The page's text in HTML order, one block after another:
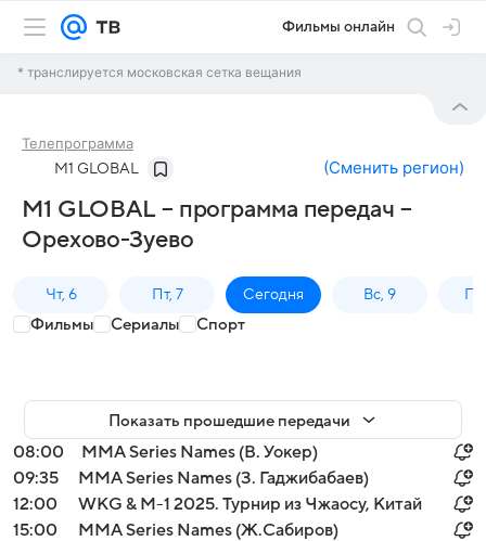
Фильмы онлайн
* транслируется московская сетка вещания
Телепрограмма
M1 GLOBAL (Сменить регион)
M1 GLOBAL – программа передач –
Орехово-Зуево
Чт, 6 Пт, 7 Сегодня Вс, 9
Фильмы Сериалы Спорт
Показать прошедшие передачи
08:00
MMA Series Names (В. Уокер)
09:35
MMA Series Names (З. Гаджибабаев)
12:00
WKG & M-1 2025. Турнир из Чжаосу, Китай
15:00
MMA Series Names (Ж.Сабиров)